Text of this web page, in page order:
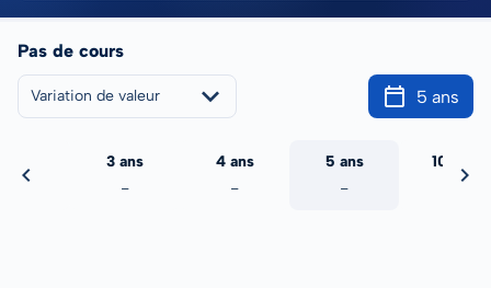
Pas de cours
Variation de valeur 5 ans
3 ans
-
4 ans
-
5 ans
-
10 ans